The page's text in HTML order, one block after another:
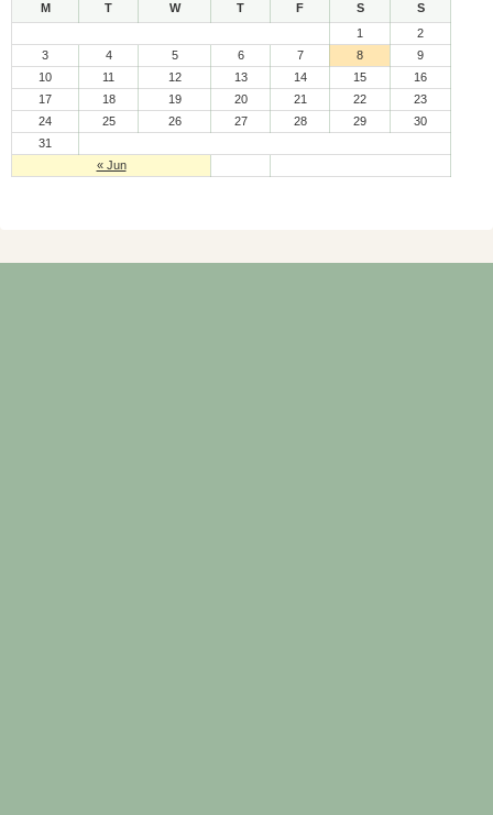
M T W T F S S
« Jun
1
2
3
4 5 6 7 8
9
10
11 12 13 14 15
16
17
18 19 20 21 22
23
24
25 26 27 28 29
30
31